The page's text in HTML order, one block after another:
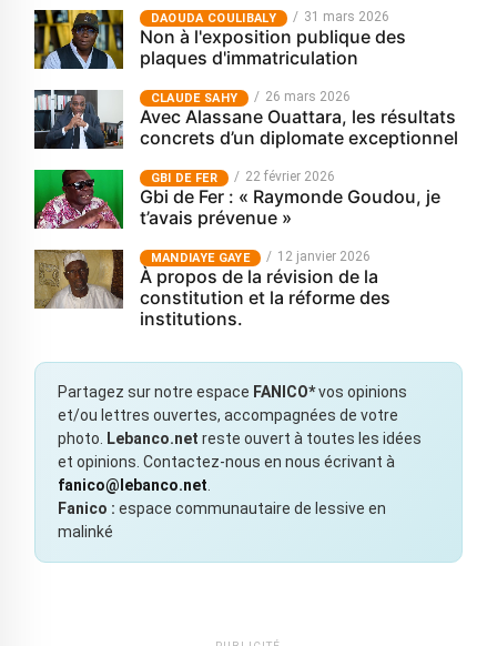
‎DAOUDA COULIBALY 31 mars 2026
Non à l'exposition publique des
plaques d'immatriculation
CLAUDE SAHY 26 mars 2026
Avec Alassane Ouattara, les résultats
concrets d’un diplomate exceptionnel
GBI DE FER 22 février 2026
Gbi de Fer : « Raymonde Goudou, je
t’avais prévenue »
MANDIAYE GAYE 12 janvier 2026
À propos de la révision de la
constitution et la réforme des
institutions.
Partagez sur notre espace FANICO*vos opinions
et/ou lettres ouvertes, accompagnées de votre
photo.
Lebanco.net reste ouvert à toutes les idées
et opinions. Contactez-nous en nous écrivant à
fanico@lebanco.net
Fanico : espace communautaire de lessive en
malinké